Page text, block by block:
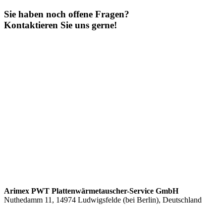
Sie haben noch offene Fragen?
Kontaktieren Sie uns gerne!
Arimex PWT Plattenwärmetauscher-Service GmbH
Nuthedamm 11, 14974 Ludwigsfelde (bei Berlin), Deutschland